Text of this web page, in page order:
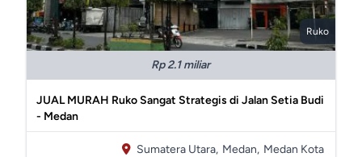
Ruko
Rp 2.1 miliar
JUAL MURAH Ruko Sangat Strategis di Jalan Setia Budi
- Medan
Sumatera Utara, Medan, Medan Kota